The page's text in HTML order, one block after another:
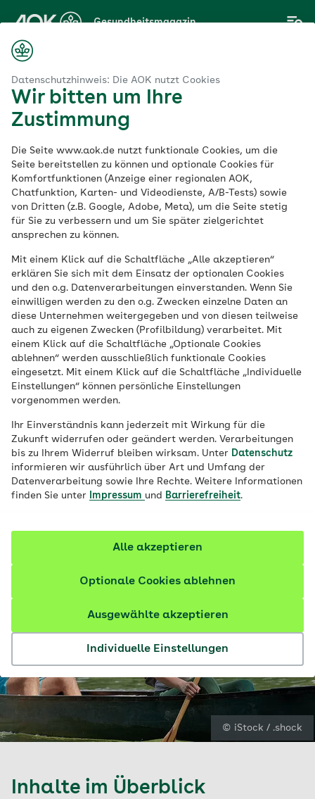
Datenschutzhinweis: Die AOK nutzt Cookies
Wir bitten um Ihre
Zustimmung
Die Seite www.aok.de nutzt funktionale Cookies, um die
Seite bereitstellen zu können und optionale Cookies für
Komfortfunktionen (Anzeige einer regionalen AOK,
Chatfunktion, Karten- und Videodienste, A/B-Tests) sowie
von Dritten (z.B. Google, Adobe, Meta), um die Seite stetig
für Sie zu verbessern und um Sie später zielgerichtet
ansprechen zu können.
Mit einem Klick auf die Schaltfläche „Alle akzeptieren“
erklären Sie sich mit dem Einsatz der optionalen Cookies
und den o.g. Datenverarbeitungen einverstanden. Wenn Sie
einwilligen werden zu den o.g. Zwecken einzelne Daten an
diese Unternehmen weitergegeben und von diesen teilweise
auch zu eigenen Zwecken (Profilbildung) verarbeitet. Mit
einem Klick auf die Schaltfläche „Optionale Cookies
ablehnen“ werden ausschließlich funktionale Cookies
eingesetzt. Mit einem Klick auf die Schaltfläche „Individuelle
Einstellungen“ können persönliche Einstellungen
vorgenommen werden.
Ihr Einverständnis kann jederzeit mit Wirkung für die
Zukunft widerrufen oder geändert werden. Verarbeitungen
bis zu Ihrem Widerruf bleiben wirksam. Unter Datenschutz
informieren wir ausführlich über Art und Umfang der
Datenverarbeitung sowie Ihre Rechte. Weitere Informationen
finden Sie unter
Impressum und Barrierefreiheit.
Individuelle Einstellungen
Ausgewählte akzeptieren
Optionale Cookies ablehnen
Alle akzeptieren
Hauptinhalt
springen
Gesundheitsmagazin
Kanufahren in
Schleswig-Holstein:
Die fünf schönsten
Touren auf dem
Wasser erleben
Veröffentlicht am:
25.07.2025 5 Minuten Lesedauer
Kanufahren in Schleswig-Holstein bietet
abwechslungsreiche Touren zeigen die
schönsten Seiten des Nordens
© iStock / .shock
Inhalte im Überblick